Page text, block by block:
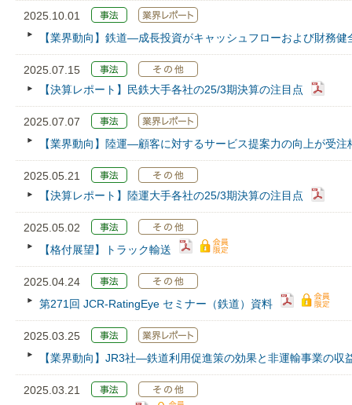
2025.10.01
【業界動向】鉄道—成長投資がキャッシュフローおよび財務
2025.07.15
【決算レポート】民鉄大手各社の25/3期決算の注目点
2025.07.07
【業界動向】陸運―顧客に対するサービス提案力の向上が受
2025.05.21
【決算レポート】陸運大手各社の25/3期決算の注目点
2025.05.02
【格付展望】トラック輸送
2025.04.24
第271回 JCR‐RatingEye セミナー（鉄道）資料
2025.03.25
【業界動向】JR3社―鉄道利用促進策の効果と非運輸事業の
2025.03.21